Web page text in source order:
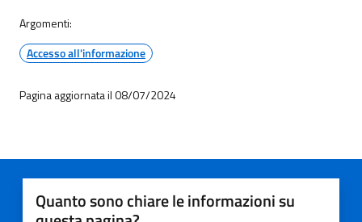
Argomenti:
Accesso all'informazione
Pagina aggiornata il 08/07/2024
Quanto sono chiare le informazioni su